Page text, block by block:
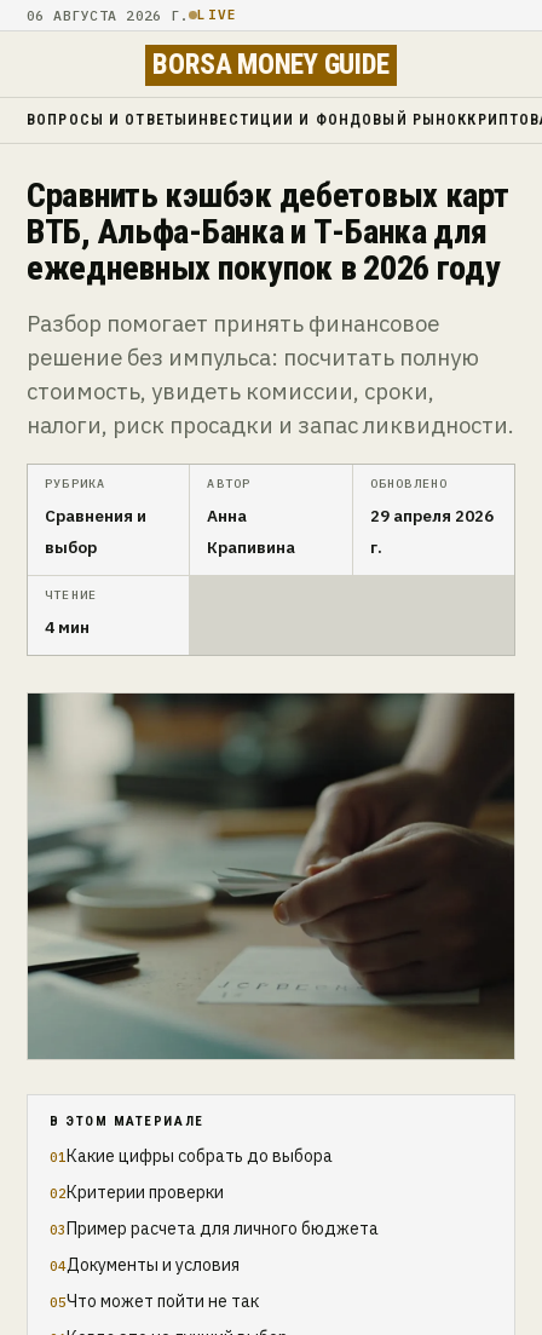
06 АВГУСТА 2026 Г. LIVE
BORSA MONEY GUIDE
ВОПРОСЫ И ОТВЕТЫ ИНВЕСТИЦИИ И ФОНДОВЫЙ РЫНОК
Сравнить кэшбэк дебетовых карт
ВТБ, Альфа-Банка и Т-Банка для
ежедневных покупок в 2026 году
Разбор помогает принять финансовое
решение без импульса: посчитать полную
стоимость, увидеть комиссии, сроки,
налоги, риск просадки и запас ликвидности.
РУБРИКА
Сравнения и
выбор
АВТОР
Анна
Крапивина
ОБНОВЛЕНО
29 апреля 2026
г.
ЧТЕНИЕ
4 мин
В ЭТОМ МАТЕРИАЛЕ
Какие цифры собрать до выбора
Критерии проверки
Пример расчета для личного бюджета
Документы и условия
Что может пойти не так